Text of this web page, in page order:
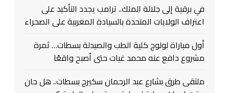
في برقية إلى جلالة الملك.. ترامب يجدد التأكيد على
اعتراف الولايات المتحدة بالسيادة المغربية على الصحراء
أول مباراة لولوج كلية الطب والصيدلة بسطات… ثمرة
مشروع دافع عنه محمد غيات حتى أصبح واقعًا
ملتقى طرق بشارع عبد الرحمان سكيرج بسطات.. هل حان